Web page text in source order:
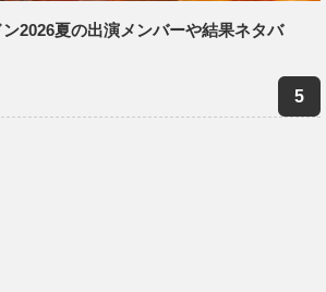
2026夏の出演メンバーや結果ネタバ